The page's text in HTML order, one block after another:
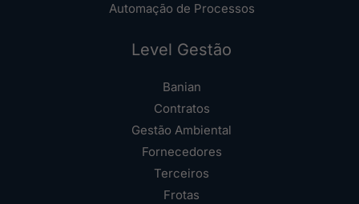
Automação de Processos
Level Gestão
Banian
Contratos
Gestão Ambiental
Fornecedores
Terceiros
Frotas